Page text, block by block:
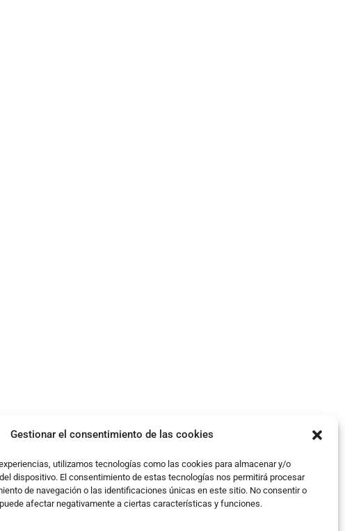
Gestionar el consentimiento de las cookies
utilizamos tecnologías como las cookies para almacenar y/o
dispositivo. El consentimiento de estas tecnologías nos permitirá procesar
de navegación o las identificaciones únicas en este sitio. No consentir o
afectar negativamente a ciertas características y funciones.